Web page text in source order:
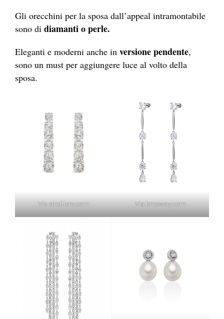
Gli orecchini per la sposa dall’appeal intramontabile
sono di diamanti o perle.
Eleganti e moderni anche in versione pendente,
sono un must per aggiungere luce al volto della
sposa.
Via stroilioro.com Via brosway.com